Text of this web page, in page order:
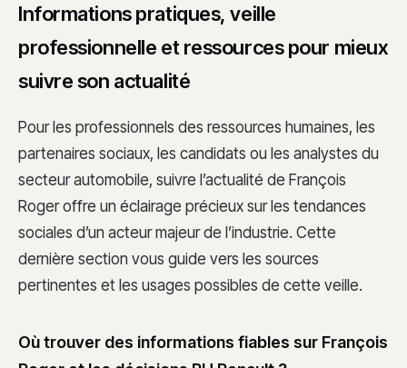
Informations pratiques, veille
professionnelle et ressources pour mieux
suivre son actualité
Pour les professionnels des ressources humaines, les
partenaires sociaux, les candidats ou les analystes du
secteur automobile, suivre l’actualité de François
Roger offre un éclairage précieux sur les tendances
sociales d’un acteur majeur de l’industrie. Cette
dernière section vous guide vers les sources
pertinentes et les usages possibles de cette veille.
Où trouver des informations fiables sur François